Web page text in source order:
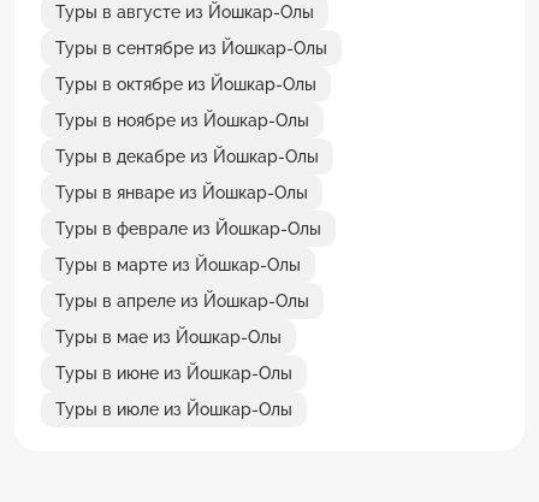
Туры в августе из Йошкар-Олы
Туры в сентябре из Йошкар-Олы
Туры в октябре из Йошкар-Олы
Туры в ноябре из Йошкар-Олы
Туры в декабре из Йошкар-Олы
Туры в январе из Йошкар-Олы
Туры в феврале из Йошкар-Олы
Туры в марте из Йошкар-Олы
Туры в апреле из Йошкар-Олы
Туры в мае из Йошкар-Олы
Туры в июне из Йошкар-Олы
Туры в июле из Йошкар-Олы